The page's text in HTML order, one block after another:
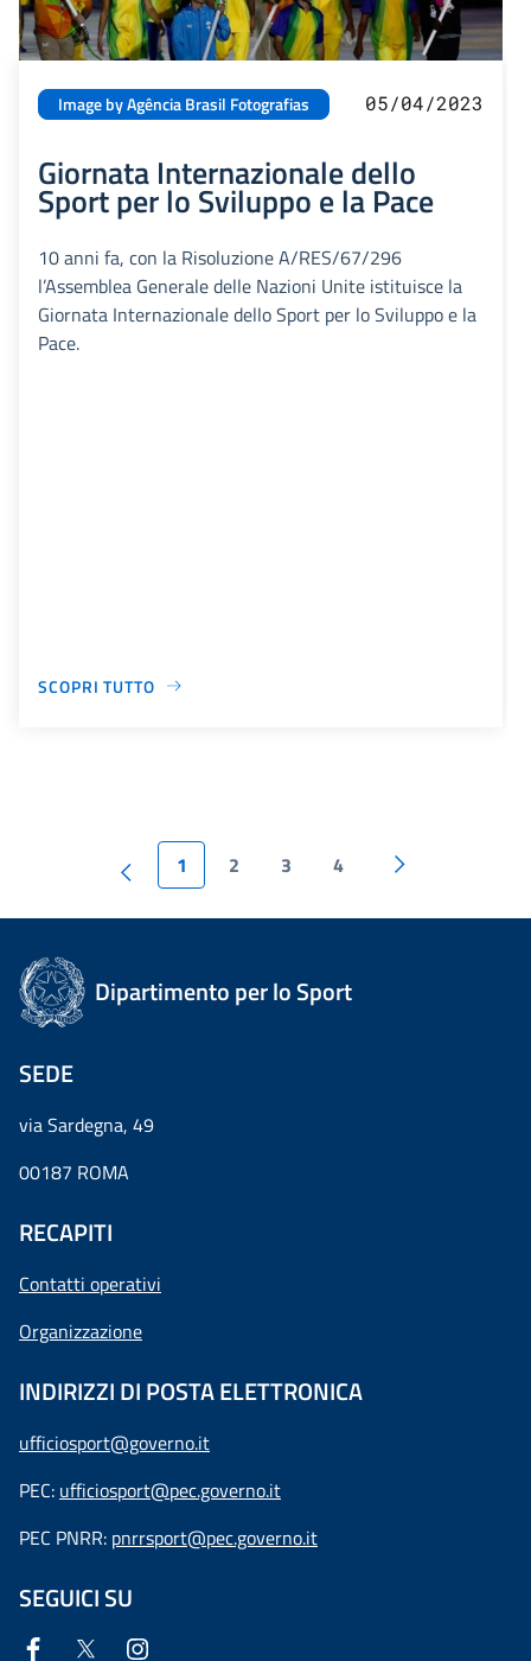
Image by Agência Brasil Fotografias 05/04/2023
Giornata Internazionale dello
Sport per lo Sviluppo e la Pace
10 anni fa, con la Risoluzione A/RES/67/296
l’Assemblea Generale delle Nazioni Unite istituisce la
Giornata Internazionale dello Sport per lo Sviluppo e la
Pace.
SCOPRI TUTTO
1 2 3 4
Dipartimento per lo Sport
SEDE
via Sardegna, 49
00187 ROMA
RECAPITI
Contatti operativi
Organizzazione
INDIRIZZI DI POSTA ELETTRONICA
ufficiosport@governo.it
PEC: ufficiosport@pec.governo.it
PEC PNRR: pnrrsport@pec.governo.it
SEGUICI SU